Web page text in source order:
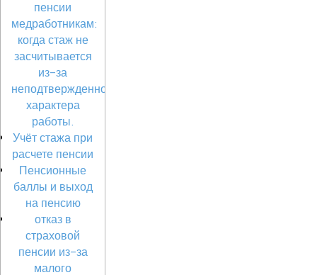
пенсии
медработникам:
когда стаж не
засчитывается
из-за
неподтвержденного
характера
работы.
Учёт стажа при
расчете пенсии
Пенсионные
баллы и выход
на пенсию
отказ в
страховой
пенсии из-за
малого